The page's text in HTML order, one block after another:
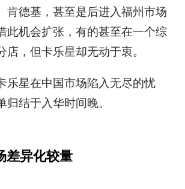
肯德基，甚至是后进入福州市场
此机会扩张，有的甚至在一个综
店，但卡乐星却无动于衷。
乐星在中国市场陷入无尽的忧
结于入华时间晚。
差异化较量